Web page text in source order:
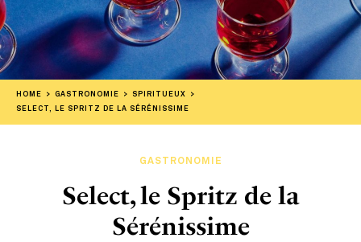
HOME GASTRONOMIE
SPIRITUEUX
SELECT, LE SPRITZ DE LA SÉRÉNISSIME
GASTRONOMIE
Select, le Spritz de la
Sérénissime